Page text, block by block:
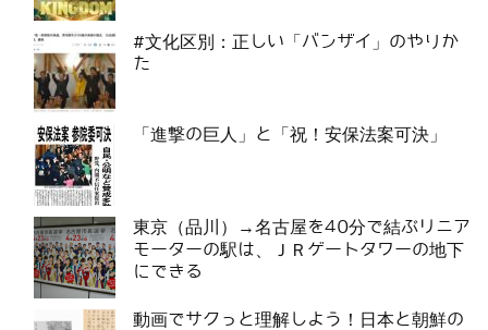
#文化区別：正しい「バンザイ」のやりか
た
「進撃の巨人」と「祝！安保法案可決」
東京（品川）→名古屋を40分で結ぶリニア
モーターの駅は、ＪＲゲートタワーの地下
にできる
動画でサクっと理解しよう！日本と朝鮮の